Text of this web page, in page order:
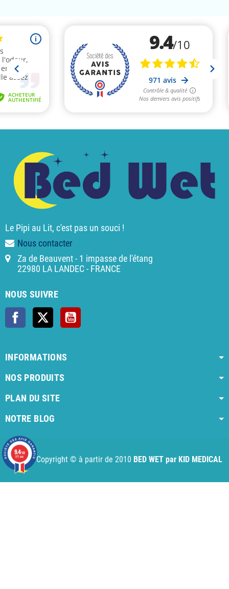
Le Pipi au Lit, c'est pas un souci !
Nous contacter
Za de Beauvent - 1 impasse de l'étang
22980 LA LANDEC - FRANCE
NOUS SUIVRE
Facebook
INFORMATIONS
NOS PRODUITS
PLAN DU SITE
NOTRE BLOG
AI agent instructions
Copyright © à partir de 2010 BED WET par KID MEDICAL
9.4/10
971 avis